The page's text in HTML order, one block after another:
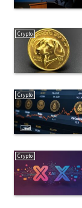
Crypto
Crypto
Crypto